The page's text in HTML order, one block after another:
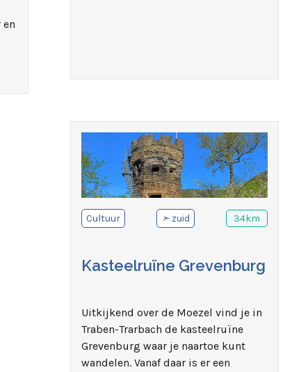
Cultuur ➣ zuid 34km
Kasteelruïne Grevenburg
Uitkijkend over de Moezel vind je in
Traben-Trarbach de kasteelruïne
Grevenburg waar je naartoe kunt
wandelen. Vanaf daar is er een